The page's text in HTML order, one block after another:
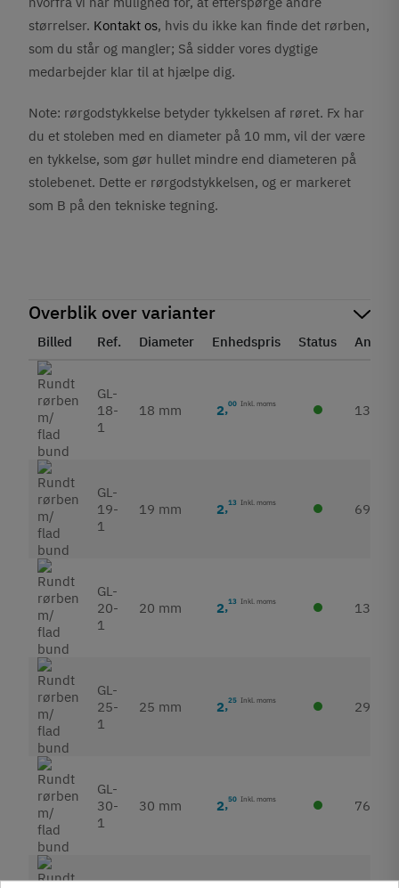
størrelser. Kontakt os, hvis du ikke kan finde det rørben,
som du står og mangler; Så sidder vores dygtige
medarbejder klar til at hjælpe dig.
Note: rørgodstykkelse betyder tykkelsen af røret. Fx har
du et stoleben med en diameter på 10 mm, vil der være
en tykkelse, som gør hullet mindre end diameteren på
stolebenet. Dette er rørgodstykkelsen, og er markeret
som B på den tekniske tegning.
Overblik over varianter
Billed Ref. Diameter Enhedspris Status Antal
GL-
18-
1
18 mm 2,00 Inkl. moms 139
GL-
19-
1
19 mm 2,13 Inkl. moms 696
GL-
20-
1
20 mm 2,13 Inkl. moms 134
GL-
25-
1
25 mm 2,25 Inkl. moms 297
GL-
30-
1
30 mm 2,50 Inkl. moms 76